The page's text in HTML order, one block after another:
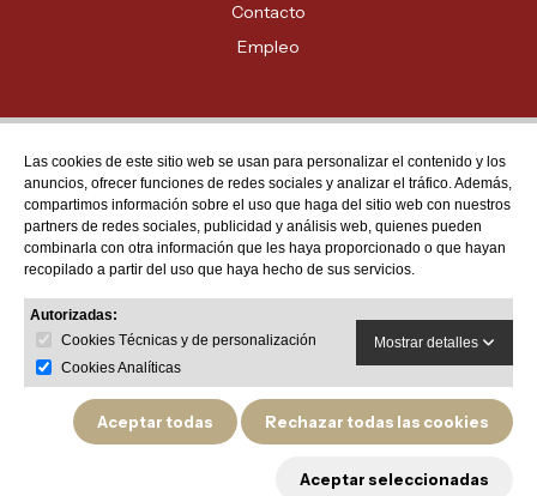
Contacto
Empleo
Atención al cliente
MADRID - 91 678 70 70
BARCELONA - 93 635 28 28
VALENCIA - 96 159 71 61
Las cookies de este sitio web se usan para personalizar el contenido y los
anuncios, ofrecer funciones de redes sociales y analizar el tráfico. Además,
compartimos información sobre el uso que haga del sitio web con nuestros
partners de redes sociales, publicidad y análisis web, quienes pueden
combinarla con otra información que les haya proporcionado o que hayan
recopilado a partir del uso que haya hecho de sus servicios.
Autorizadas:
Cookies Técnicas y de personalización
Cookies Analíticas
Mostrar detalles
Aceptar todas Rechazar todas las cookies
Aceptar seleccionadas